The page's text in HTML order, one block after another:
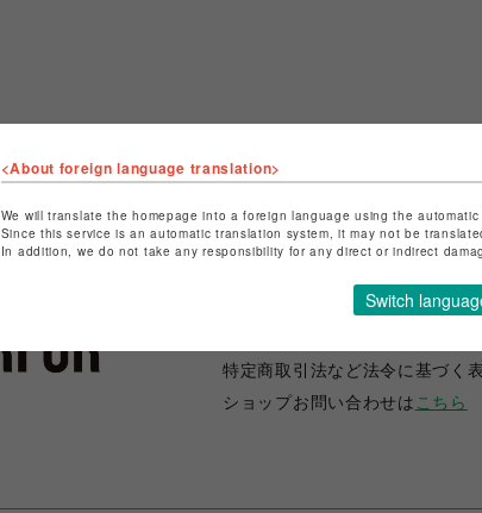
FURFUR
特定商取引法など法令に基づく
ショップお問い合わせは こちら
<About foreign language translation>
We will translate the homepage into a foreign language using the automatic
Since this service is an automatic translation system, it may not be
In addition, we do not take any responsibility for any direct or indirect
Switch